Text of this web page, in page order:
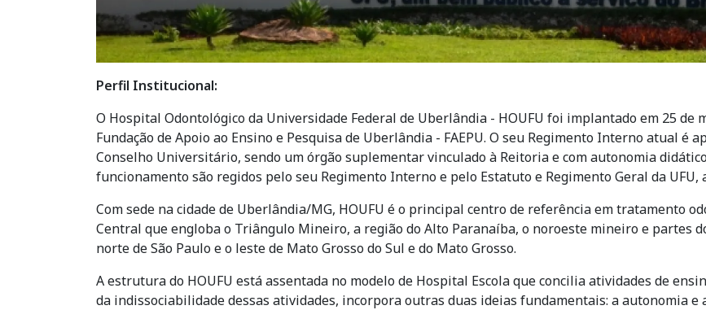
Perfil Institucional:
O Hospital Odontológico da Universidade Federal de Uberlândia - HOUFU foi implantado em 25 de
Fundação de Apoio ao Ensino e Pesquisa de Uberlândia - FAEPU. O seu Regimento Interno atual é
Conselho Universitário, sendo um órgão suplementar vinculado à Reitoria e com autonomia
funcionamento são regidos pelo seu Regimento Interno e pelo Estatuto e Regimento Geral da UFU,
Com sede na cidade de Uberlândia/MG, HOUFU é o principal centro de referência em tratamento
Central que engloba o Triângulo Mineiro, a região do Alto Paranaíba, o noroeste mineiro e partes
norte de São Paulo e o leste de Mato Grosso do Sul e do Mato Grosso.
A estrutura do HOUFU está assentada no modelo de Hospital Escola que concilia atividades de
da indissociabilidade dessas atividades, incorpora outras duas ideias fundamentais: a autonomia e